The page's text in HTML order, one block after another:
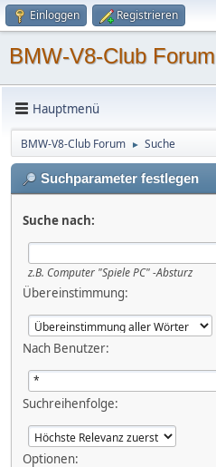
Einloggen Registrieren
BMW-V8-Club Forum
Hauptmenü
BMW-V8-Club Forum ► Suche
Suchparameter festlegen
Suche nach:
z.B. Computer "Spiele PC" -Absturz
Übereinstimmung:
Nach Benutzer:
Suchreihenfolge:
Optionen: